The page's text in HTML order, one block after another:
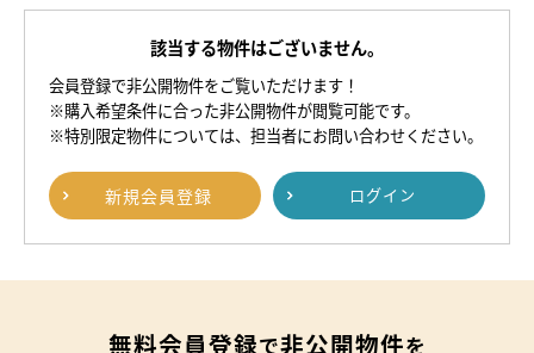
該当する物件はございません。
会員登録で非公開物件をご覧いただけます！
※購入希望条件に合った非公開物件が閲覧可能です。
※特別限定物件については、担当者にお問い合わせください。
新規会員登録 ログイン
無料会員登録で非公開物件を